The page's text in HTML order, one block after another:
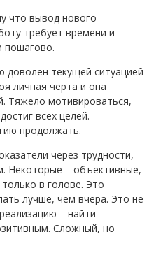
что вывод нового
требует времени и
пошагово.
доволен текущей ситуацией
личная черта и она
Тяжело мотивироваться,
всех целей.
продолжать.
через трудности,
Некоторые – объективные,
в голове. Это
лучше, чем вчера. Это не
– найти
Сложный, но